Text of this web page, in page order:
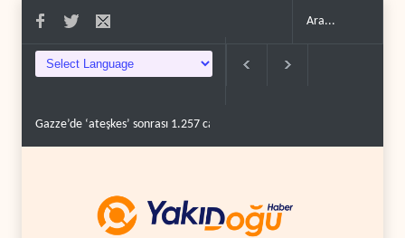
Gazze’de ‘ateşkes’ sonrası 1.257 can kaybı..